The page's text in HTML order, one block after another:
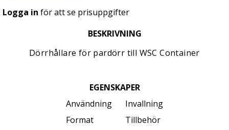
Logga in för att se prisuppgifter
BESKRIVNING
Dörrhållare för pardörr till WSC Container
EGENSKAPER
Användning
Invallning
Format
Tillbehör